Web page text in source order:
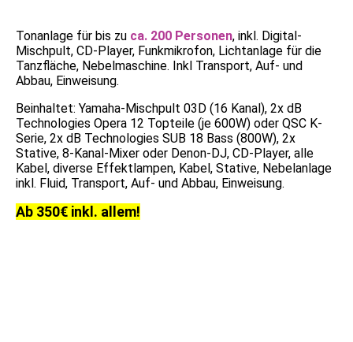
Tonanlage für bis zu ca. 200 Personen, inkl. Digital-
Mischpult, CD-Player, Funkmikrofon, Lichtanlage für die
Tanzfläche, Nebelmaschine. Inkl Transport, Auf- und
Abbau, Einweisung.
Beinhaltet: Yamaha-Mischpult 03D (16 Kanal), 2x dB
Technologies Opera 12 Topteile (je 600W) oder QSC K-
Serie, 2x dB Technologies SUB 18 Bass (800W), 2x
Stative, 8-Kanal-Mixer oder Denon-DJ, CD-Player, alle
Kabel, diverse Effektlampen, Kabel, Stative, Nebelanlage
inkl. Fluid, Transport, Auf- und Abbau, Einweisung.
Ab 350€ inkl. allem!